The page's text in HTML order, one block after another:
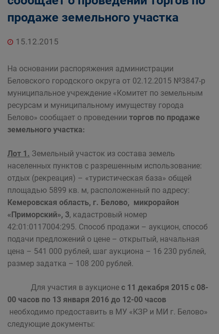
Структурные подразделения Администрации
Беловского городского округа
муниципальному имуществу Администрации
продаже земельного участка
15.12.2015
На основании распоряжения администрации
Беловского городского округа от 02.12.2015 №3847-р
муниципальное учреждение «Комитет по земельным
ресурсам и муниципальному имуществу города
Белово» сообщает о проведении торгов по продаже
земельного участка:
Лот 1. Земельный участок из состава земель
населенных пунктов с разрешенным использование:
отдых (рекреация) – «туристическая база» общей
площадью 5899 кв. м, расположенный по адресу:
Кемеровская область, г. Белово, микрорайон
«Приморский», 3, кадастровый номер
42:01:0117004:295. Способ продажи – аукцион, способ
подачи предложений о цене – открытый, начальная
цена – 541 000 рублей, шаг аукциона – 16 230 рублей,
размер задатка – 108 200 рублей.
Для участия в аукционе с 11 декабря 2015 с 08-
00 часов по 13 января 2016 до 12-00 часов
необходимо предоставить в МУ «КЗР и МИ г. Белово»
следующие документы: